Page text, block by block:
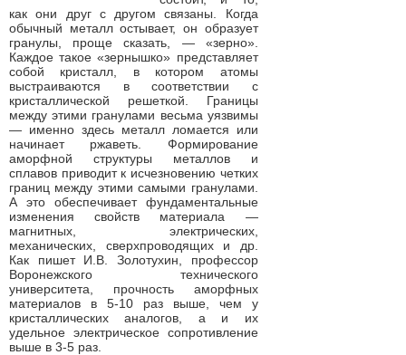
как они друг с другом связаны. Когда
обычный металл остывает, он образует
гранулы, проще сказать, — «зерно».
Каждое такое «зернышко» представляет
собой кристалл, в котором атомы
выстраиваются в соответствии с
кристаллической решеткой. Границы
между этими гранулами весьма уязвимы
— именно здесь металл ломается или
начинает ржаветь. Формирование
аморфной структуры металлов и
сплавов приводит к исчезновению четких
границ между этими самыми гранулами.
А это обеспечивает фундаментальные
изменения свойств материала —
магнитных, электрических,
механических, сверхпроводящих и др.
Как пишет И.В. Золотухин, профессор
Воронежского технического
университета, прочность аморфных
материалов в 5-10 раз выше, чем у
кристаллических аналогов, а и их
удельное электрическое сопротивление
выше в 3-5 раз.